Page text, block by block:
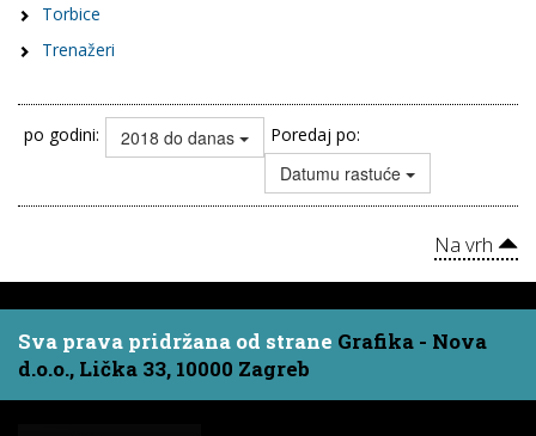
Torbice
Trenažeri
po godini: 2018 do danas Poredaj po:
Datumu rastuće
Na vrh
Sva prava pridržana od strane Grafika - Nova
d.o.o., Lička 33, 10000 Zagreb